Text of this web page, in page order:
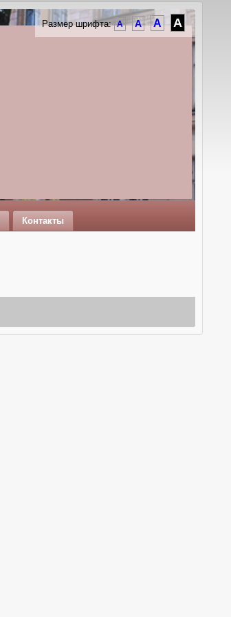
Размер шрифта: A A A A
Контакты